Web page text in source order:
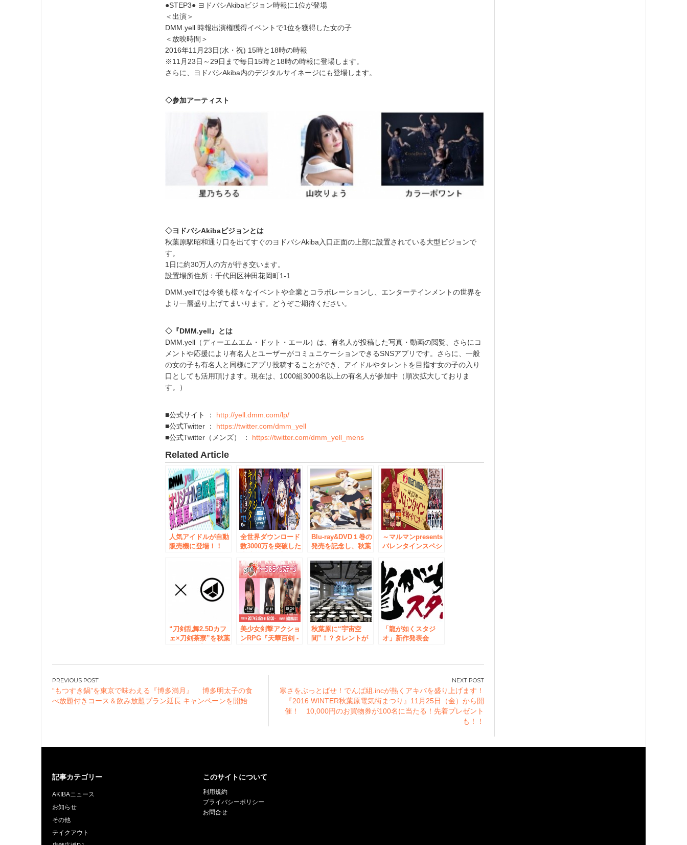
●STEP3● ヨドバシAkibaビジョン時報に1位が登場
＜出演＞
DMM.yell 時報出演権獲得イベントで1位を獲得した女の子
＜放映時間＞
2016年11月23日(水・祝) 15時と18時の時報
※11月23日～29日まで毎日15時と18時の時報に登場します。
さらに、ヨドバシAkiba内のデジタルサイネージにも登場します。
◇参加アーティスト
◇ヨドバシAkibaビジョンとは
秋葉原駅昭和通り口を出てすぐのヨドバシAkiba入口正面の上部に設置されている大型ビジョンで
す。
1日に約30万人の方が行き交います。
設置場所住所：千代田区神田花岡町1-1
DMM.yellでは今後も様々なイベントや企業とコラボレーションし、エンターテインメントの世界を
より一層盛り上げてまいります。どうぞご期待ください。
◇『DMM.yell』とは
DMM.yell（ディーエムエム・ドット・エール）は、有名人が投稿した写真・動画の閲覧、さらにコ
メントや応援により有名人とユーザーがコミュニケーションできるSNSアプリです。さらに、一般
の女の子も有名人と同様にアプリ投稿することができ、アイドルやタレントを目指す女の子の入り
口としても活用頂けます。現在は、1000組3000名以上の有名人が参加中（順次拡大しておりま
す。）
■公式サイト ： http://yell.dmm.com/lp/
■公式Twitter ： https://twitter.com/dmm_yell
■公式Twitter（メンズ） ： https://twitter.com/dmm_yell_mens
Related Article
人気アイドルが自動
販売機に登場！！
年7月11日より順次
設置開始
全世界ダウンロード
数3000万を突破した
「崩壊3rd」広告イ
メージキャラクター
オーディション開催
DMM.yellから選ば
れた女の子がゲーム
キャラクターのコス
チュームで秋葉原を
ジャック！
Blu-ray&DVD１巻の
発売を記念し、秋葉
「『WWW.WORKIN
G!!』ミュージア
ム」の開催が決定！
～マルマンpresents
バレンタインスペシ
DMM.yellとコラボ
し、人気アイドルに
よる「チョコレート
奉納LIVE」を神田
明神で開催！＜開催
2017年2月10日
（金）受付15：30～
＞
“刀剣乱舞2.5Dカフ
ェ×刀剣茶寮”を秋葉
し実際の刀剣や公演
ナルドリンクや甘味
を堪能
美少女剣撃アクショ
ンRPG『天華百剣 -
秋葉原に“宇宙空
間”！？タレントが
カフェ 秋葉屋』オ
「龍が如くスタジ
オ」新作発表会
葉原UDXシアターで
でご招待！
投
稿
ナ
ー
ョ
“もつすき鍋”を東京で味わえる『博多満月』 博多明太子の食
べ放題付きコース＆飲み放題プラン延長 キャンペーンを開始
寒さをぶっとばせ！でんぱ組.incが熱くアキバを盛り上げます！
『2016 WINTER秋葉原電気街まつり』11月25日（金）から開
催！ 10,000円のお買物券が100名に当たる！先着プレゼント
も！！
記事カテゴリー
AKIBAニュース
お知らせ
その他
テイクアウト
このサイトについて
利用規約
プライバシーポリシー
お問合せ